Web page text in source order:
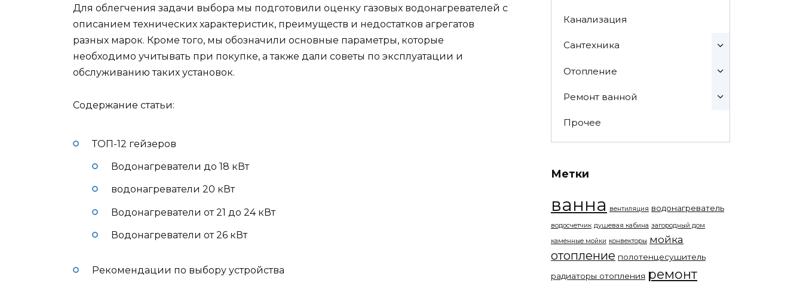
Для облегчения задачи выбора мы подготовили оценку газовых водонагревателей с
описанием технических характеристик, преимуществ и недостатков агрегатов
разных марок. Кроме того, мы обозначили основные параметры, которые
необходимо учитывать при покупке, а также дали советы по эксплуатации и
обслуживанию таких установок.
Содержание статьи:
ТОП-12 гейзеров
Водонагреватели до 18 кВт
водонагреватели 20 кВт
Водонагреватели от 21 до 24 кВт
Водонагреватели от 26 кВт
Рекомендации по выбору устройства
Канализация
Сантехника
Отопление
Ремонт ванной
Прочее
Метки
ванна вентиляция водонагреватель
водосчетчик душевая кабина загородный дом
каменные мойки конвекторы мойка
отопление полотенцесушитель
радиаторы отопления ремонт